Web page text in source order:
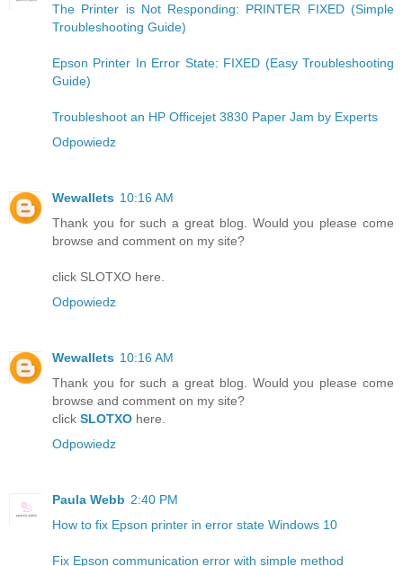
The Printer is Not Responding: PRINTER FIXED (Simple
Troubleshooting Guide)
Epson Printer In Error State: FIXED (Easy Troubleshooting
Guide)
Troubleshoot an HP Officejet 3830 Paper Jam by Experts
Odpowiedz
Wewallets 10:16 AM
Thank you for such a great blog. Would you please come
browse and comment on my site?
click SLOTXO here.
Odpowiedz
Wewallets 10:16 AM
Thank you for such a great blog. Would you please come
browse and comment on my site?
click SLOTXO here.
Odpowiedz
Paula Webb 2:40 PM
How to fix Epson printer in error state Windows 10
Fix Epson communication error with simple method